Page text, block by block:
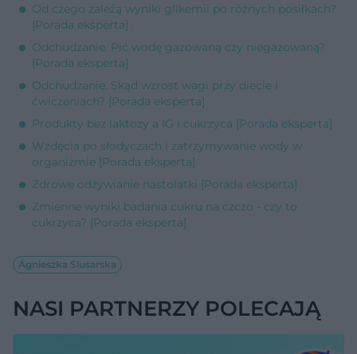
Od czego zależą wyniki glikemii po różnych posiłkach?
[Porada eksperta]
Odchudzanie. Pić wodę gazowaną czy niegazowaną?
[Porada eksperta]
Odchudzanie. Skąd wzrost wagi przy diecie i
ćwiczeniach? [Porada eksperta]
Produkty bez laktozy a IG i cukrzyca [Porada eksperta]
Wzdęcia po słodyczach i zatrzymywanie wody w
organizmie [Porada eksperta]
Zdrowe odżywianie nastolatki [Porada eksperta]
Zmienne wyniki badania cukru na czczo - czy to
cukrzyca? [Porada eksperta]
Agnieszka Ślusarska
NASI PARTNERZY POLECAJĄ